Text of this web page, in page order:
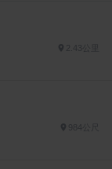
2.43公里
984公尺